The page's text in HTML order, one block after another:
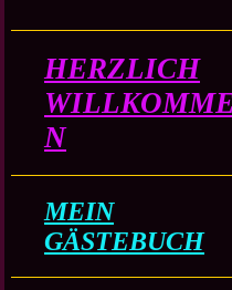
HERZLICH
N
MEIN
GÄSTEBUCH